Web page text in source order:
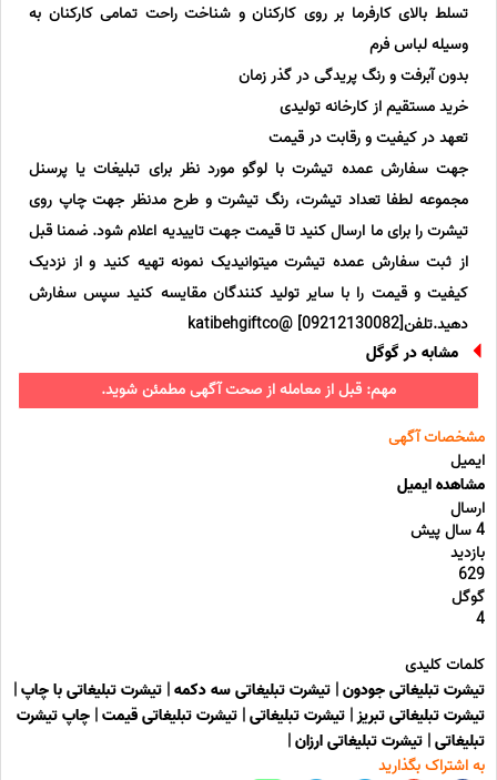
تسلط بالای کارفرما بر روی کارکنان و شناخت راحت تمامی کارکنان به
وسیله لباس فرم
بدون آبرفت و رنگ پریدگی در گذر زمان
خرید مستقیم از کارخانه تولیدی
تعهد در کیفیت و رقابت در قیمت
جهت سفارش عمده تیشرت با لوگو مورد نظر برای تبلیغات یا پرسنل
مجموعه لطفا تعداد تیشرت، رنگ تیشرت و طرح مدنظر جهت چاپ روی
تیشرت را برای ما ارسال کنید تا قیمت جهت تاییدیه اعلام شود. ضمنا قبل
از ثبت سفارش عمده تیشرت میتوانیدیک نمونه تهیه کنید و از نزدیک
کیفیت و قیمت را با سایر تولید کنندگان مقایسه کنید سپس سفارش
دهید.تلفن[09212130082] @katibehgiftco
مشابه در گوگل
مهم: قبل از معامله از صحت آگهی مطمئن شوید.
مشخصات آگهی
ایمیل
مشاهده ایمیل
ارسال
4 سال پیش
بازدید
629
گوگل
4
کلمات کلیدی
تیشرت تبلیغاتی جودون| تیشرت تبلیغاتی سه دکمه| تیشرت تبلیغاتی با چاپ|
تیشرت تبلیغاتی تبریز| تیشرت تبلیغاتی| تیشرت تبلیغاتی قیمت| چاپ تیشرت
تبلیغاتی| تیشرت تبلیغاتی ارزان|
به اشتراک بگذارید